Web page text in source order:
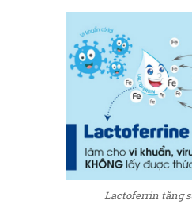
Lactoferrin tăng